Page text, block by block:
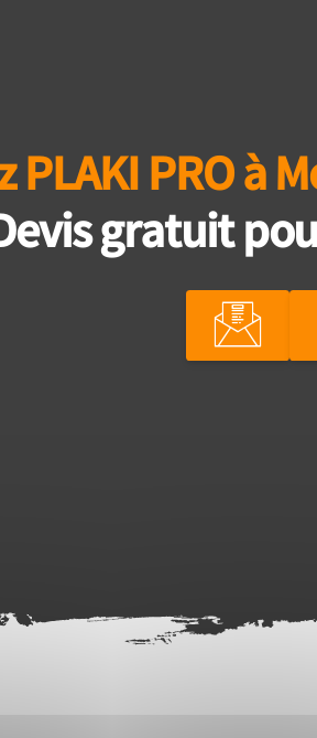
PLAKI PRO à
gratuit